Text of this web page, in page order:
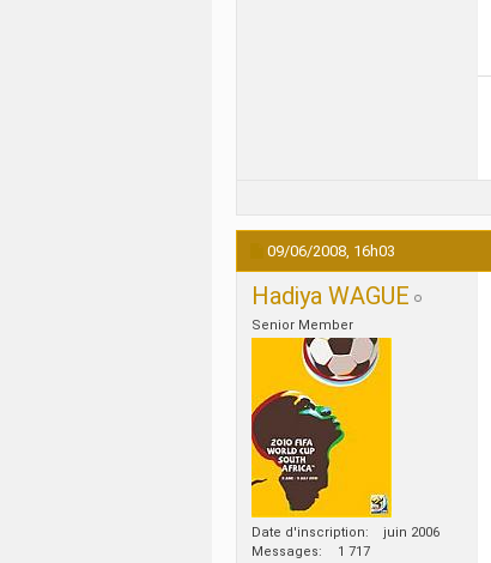
09/06/2008, 16h03
Hadiya WAGUE
Senior Member
Date d'inscription
juin 2006
Messages
1 717